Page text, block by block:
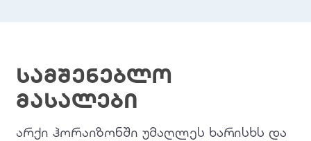
სამშენებლო
მასალები
არქი ჰორაიზონში უმაღლეს ხარისხს და